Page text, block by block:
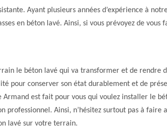
Ayant plusieurs années d’expérience à
en béton lavé. Ainsi, si vous prévoyez de vous
le béton lavé qui va transformer et de rendre
pour conserver son état durablement et de
est fait pour vous qui voulez installer le
professionnel. Ainsi, n’hésitez surtout pas à faire
lavé sur votre terrain.